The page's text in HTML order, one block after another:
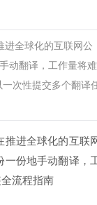
进全球化的互联网公
动翻译，工作量将
次性提交多个翻译
推进全球化的互联
份地手动翻译，
流程指南